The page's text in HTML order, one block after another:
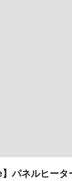
パネルヒータ